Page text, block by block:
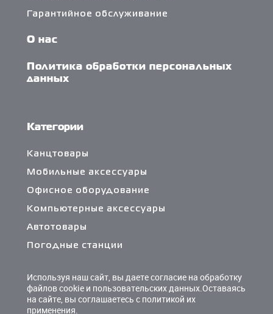
Гарантийное обслуживание
О нас
Политика обработки персональных
данных
Категории
Канцтовары
Мобильные аксессуары
Офисное оборудование
Компьютерные аксессуары
Автотовары
Погодные станции
Кабели и переходники
Чистящие средства
Используя наш сайт, вы даете согласие на обработку
файлов cookie и пользовательских данных.Оставаясь
на сайте, вы соглашаетесь с политикой их
применения.